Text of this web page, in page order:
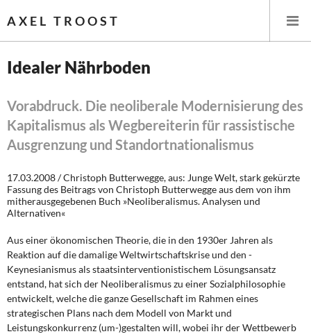
AXEL TROOST
Themen
Wirtschaftspolitik
Öffentliche Infrastruktur und Daseinsvorsorge
Eurokrise und Griechenland
DIE LINKE
Idealer Nährboden
Vorabdruck. Die neoliberale Modernisierung des
Kapitalismus als Wegbereiterin für rassistische
Ausgrenzung und Standortnationalismus
17.03.2008 / Christoph Butterwegge, aus: Junge Welt, stark gekürzte
Fassung des Beitrags von Christoph Butterwegge aus dem von ihm
mitherausgegebenen Buch »Neoliberalismus. Analysen und
Alternativen«
Aus einer ökonomischen Theorie, die in den 1930er Jahren als
Reaktion auf die damalige Weltwirtschaftskrise und den ­
Keynesianismus als staatsinterventionistischem Lösungsansatz
entstand, hat sich der Neoliberalismus zu einer Sozialphilosophie
entwickelt, welche die ganze Gesellschaft im Rahmen eines
strategischen Plans nach dem Modell von Markt und
Leistungskonkurrenz (um-)gestalten will, wobei ihr der Wettbewerb